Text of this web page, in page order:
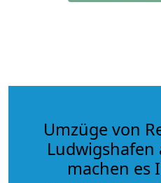
Umzüge von
Ludwigshafen
machen es